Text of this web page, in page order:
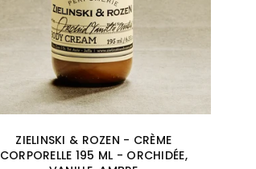
ZIELINSKI & ROZEN - CRÈME
CORPORELLE 195 ML - ORCHIDÉE,